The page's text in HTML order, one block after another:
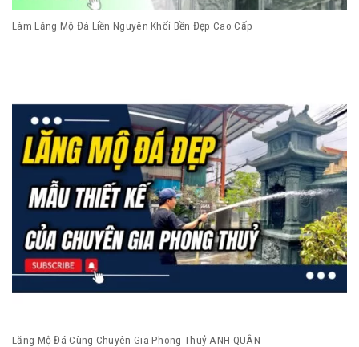
Làm Lăng Mộ Đá Liền Nguyên Khối Bền Đẹp Cao Cấp
Lăng Mộ Đá Cùng Chuyên Gia Phong Thuỷ ANH QUÂN